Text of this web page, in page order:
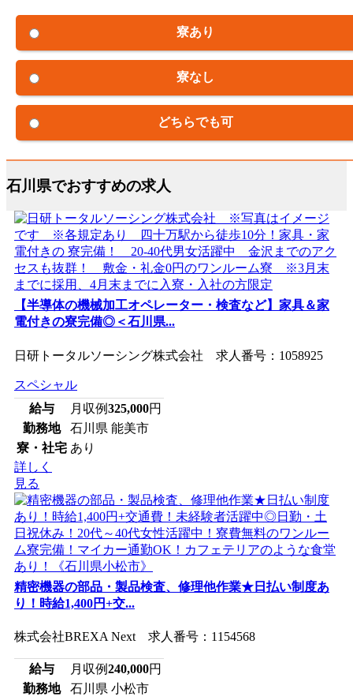
寮あり
寮なし
どちらでも可
石川県でおすすめの求人
【半導体の機械加工オペレーター・検査など】家具＆家
電付きの寮完備◎＜石川県...
日研トータルソーシング株式会社 求人番号：1058925
スペシャル
給与
月収例325,000円
勤務地
石川県 能美市
寮・社宅 あり
詳しく
見る
精密機器の部品・製品検査、修理他作業★日払い制度あ
り！時給1,400円+交...
株式会社BREXA Next 求人番号：1154568
給与 月収例240,000円
勤務地
石川県 小松市